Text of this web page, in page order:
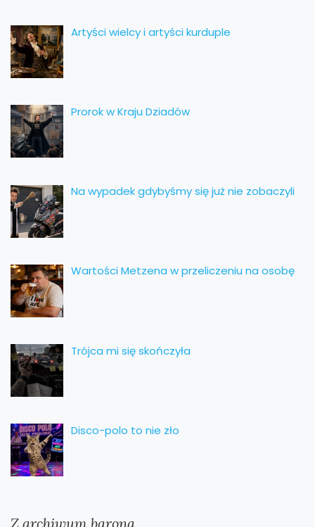
Artyści wielcy i artyści kurduple
Prorok w Kraju Dziadów
Na wypadek gdybyśmy się już nie zobaczyli
Wartości Metzena w przeliczeniu na osobę
Trójca mi się skończyła
Disco-polo to nie zło
Z archiwum barona